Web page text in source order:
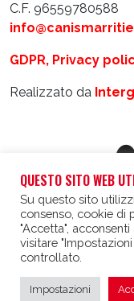
C.F. 96559780588
GDPR, Privacy
Realizzato da
QUESTO SITO WEB
Su questo sito
consenso, cookie di
"Accetta",
visitare
controllato.
Impostazioni